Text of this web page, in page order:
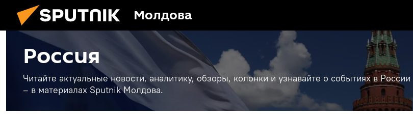
Молдова
Россия
Читайте актуальные новости, аналитику, обзоры, колонки и узнавайте о событиях в России
– в материалах Sputnik Молдова.